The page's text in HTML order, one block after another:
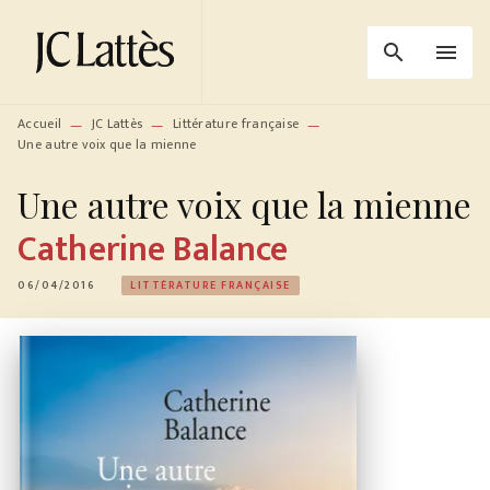
MENU RECHERCHE
PIED DE PAGE
search menu
Accueil — JC Lattès — Littérature française —
Une autre voix que la mienne
Une autre voix que la mienne
Catherine Balance
06/04/2016 LITTÉRATURE FRANÇAISE